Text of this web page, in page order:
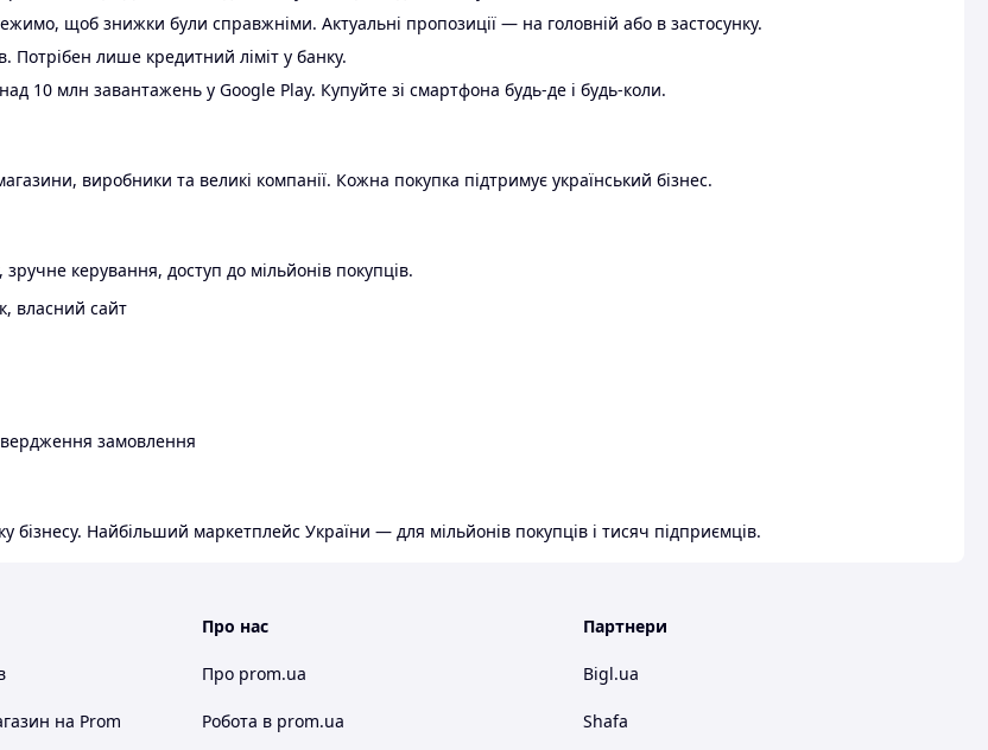
щоб знижки були справжніми. Актуальні пропозиції — на головній або в застосунку.
Потрібен лише кредитний ліміт у банку.
10 млн завантажень у Google Play. Купуйте зі смартфона будь-де і будь-коли.
виробники та великі компанії. Кожна покупка підтримує український бізнес.
керування, доступ до мільйонів покупців.
власний сайт
замовлення
бізнесу. Найбільший маркетплейс України — для мільйонів покупців і тисяч підприємців.
на Prom
Про нас
Про prom.ua
Робота в prom.ua
Партнери
Bigl.ua
Shafa